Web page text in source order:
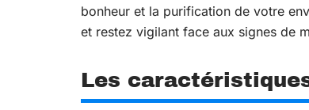
bonheur et la purification de votre
et restez vigilant face aux signes de
Les